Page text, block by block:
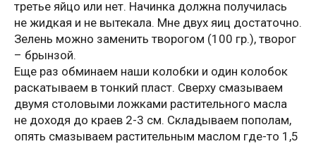
третье яйцо или нет. Начинка должна получилась
не жидкая и не вытекала. Мне двух яиц достаточно.
Зелень можно заменить творогом (100 гр.), творог
– брынзой.
Еще раз обминаем наши колобки и один колобок
раскатываем в тонкий пласт. Сверху смазываем
двумя столовыми ложками растительного масла
не доходя до краев 2-3 см. Складываем пополам,
опять смазываем растительным маслом где-то 1,5